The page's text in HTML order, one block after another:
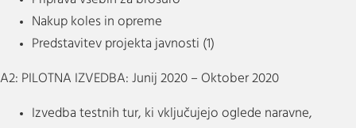
Nakup koles in opreme
Predstavitev projekta javnosti (1)
A2: PILOTNA IZVEDBA: Junij 2020 – Oktober 2020
Izvedba testnih tur, ki vključujejo oglede naravne,